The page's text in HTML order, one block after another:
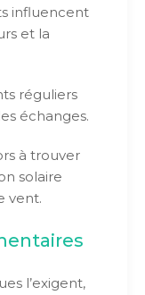
influencent
et la
réguliers
échanges.
à trouver
solaire
vent.
l’exigent,